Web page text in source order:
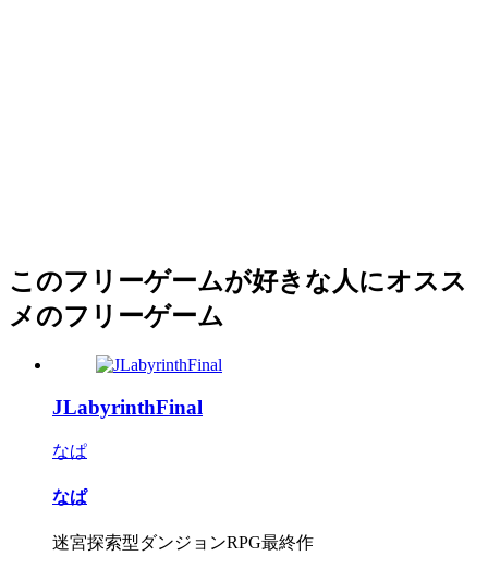
このフリーゲームが好きな人にオスス
メのフリーゲーム
JLabyrinthFinal
なぱ
なぱ
迷宮探索型ダンジョンRPG最終作